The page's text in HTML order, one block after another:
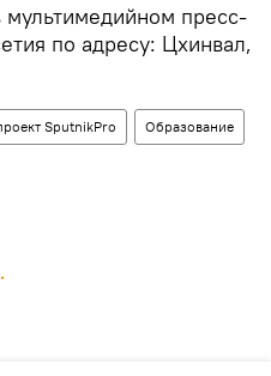
мультимедийном пресс-
по адресу: Цхинвал,
SputnikPro Образование